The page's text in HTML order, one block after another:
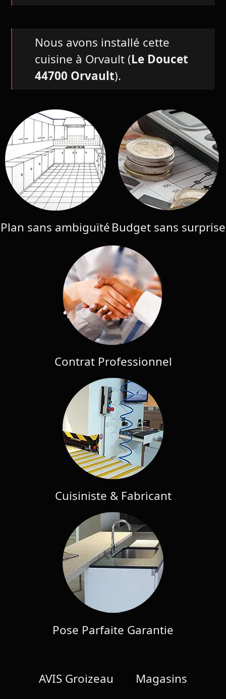
Nous avons installé cette
cuisine à Orvault (Le Doucet
44700 Orvault).
Plan sans ambiguïtéBudget sans surprise
Contrat Professionnel
Cuisiniste & Fabricant
Pose Parfaite Garantie
AVIS Groizeau
Magasins